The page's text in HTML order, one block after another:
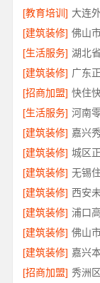
[教育培训] 大连
[建筑装修]
[生活服务]
[建筑装修]
[招商加盟] 快住
[生活服务]
[建筑装修]
[建筑装修] 城区
[建筑装修]
[建筑装修] 西安
[建筑装修] 浦口
[建筑装修] 佛山
[建筑装修]
[招商加盟] 秀洲